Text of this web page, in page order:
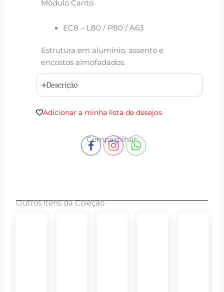
Módulo Canto
EC8 – L80 / P80 / A63
Estrutura em alumínio, assento e
encostos almofadados.
Descrição
Adicionar a minha lista de desejos
Compartilhar:
Outros Itens da Coleção